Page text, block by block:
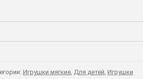
Игрушки мягкие, Для детей, Игрушки